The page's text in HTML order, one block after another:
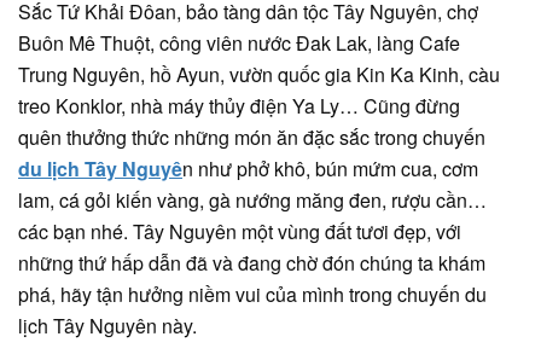
Sắc Tứ Khải Đôan, bảo tàng dân tộc Tây Nguyên, chợ
Buôn Mê Thuột, công viên nước Đak Lak, làng Cafe
Trung Nguyên, hồ Ayun, vườn quốc gia Kin Ka Kinh, càu
treo Konklor, nhà máy thủy điện Ya Ly… Cũng đừng
quên thưởng thức những món ăn đặc sắc trong chuyến
du lịch Tây Nguyên như phở khô, bún mứm cua, cơm
lam, cá gỏi kiến vàng, gà nướng măng đen, rượu cần…
các bạn nhé. Tây Nguyên một vùng đất tươi đẹp, với
những thứ hấp dẫn đã và đang chờ đón chúng ta khám
phá, hãy tận hưởng niềm vui của mình trong chuyến du
lịch Tây Nguyên này.